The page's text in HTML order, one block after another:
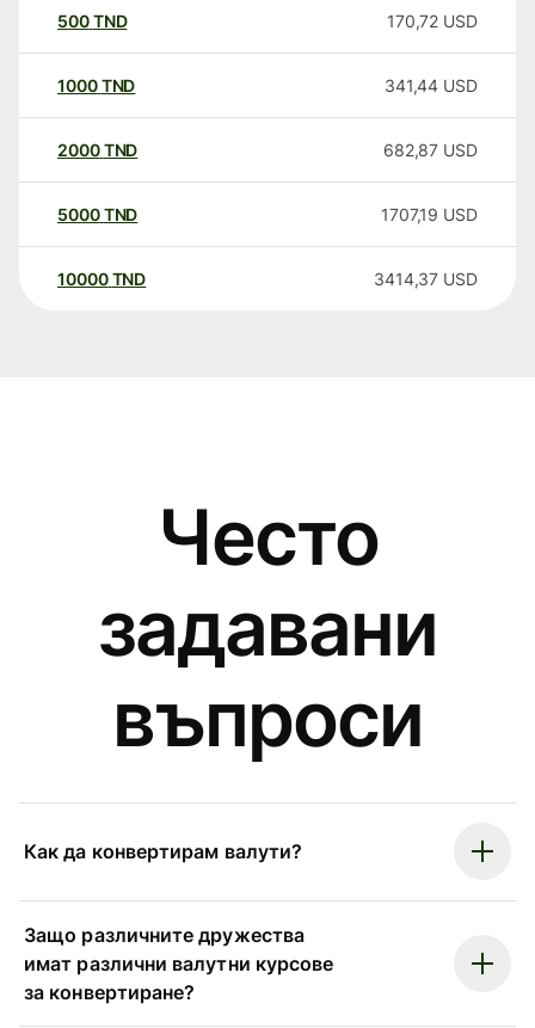
500TND 170,72 USD
1000TND 341,44 USD
2000TND 682,87 USD
5000TND 1707,19 USD
10000 TND 3414,37 USD
Често
задавани
въпроси
Как да конвертирам валути?
Защо различните дружества
имат различни валутни курсове
за конвертиране?